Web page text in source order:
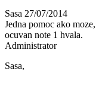
Sasa 27/07/2014
Jedna pomoc ako
ocuvan note 1 hvala.
Administrator
Sasa,